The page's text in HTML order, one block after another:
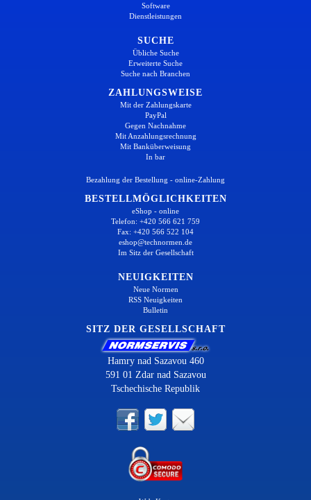
Software
Dienstleistungen
SUCHE
Übliche Suche
Erweiterte Suche
Suche nach Branchen
ZAHLUNGSWEISE
Mit der Zahlungskarte
PayPal
Gegen Nachnahme
Mit Anzahlungsrechnung
Mit Banküberweisung
In bar
Bezahlung der Bestellung - online-Zahlung
BESTELLMÖGLICHKEITEN
eShop - online
Telefon: +420 566 621 759
Fax: +420 566 522 104
eshop@technormen.de
Im Sitz der Gesellschaft
NEUIGKEITEN
Neue Normen
RSS Neuigkeiten
Bulletin
SITZ DER GESELLSCHAFT
Hamry nad Sazavou 460
591 01 Zdar nad Sazavou
Tschechische Republik